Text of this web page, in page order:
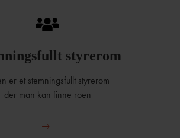
styrerom
er et stemningsfullt styrerom
der man kan finne roen